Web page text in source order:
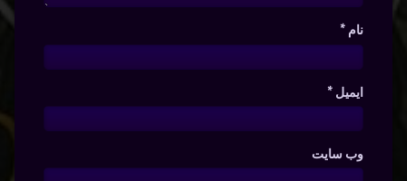
نام *
ایمیل *
وب‌ سایت